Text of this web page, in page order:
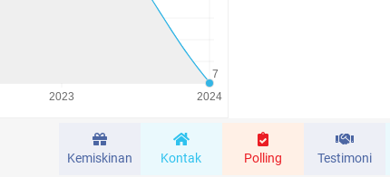
Kemiskinan Kontak Polling Testimoni